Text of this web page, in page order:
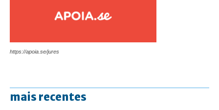
https://apoia.se/jures
mais recentes